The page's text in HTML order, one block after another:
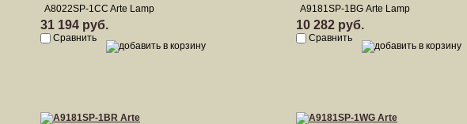
A8022SP-1CC Arte Lamp
31 194 руб.
Сравнить
A9181SP-1BG Arte Lamp
10 282 руб.
Сравнить